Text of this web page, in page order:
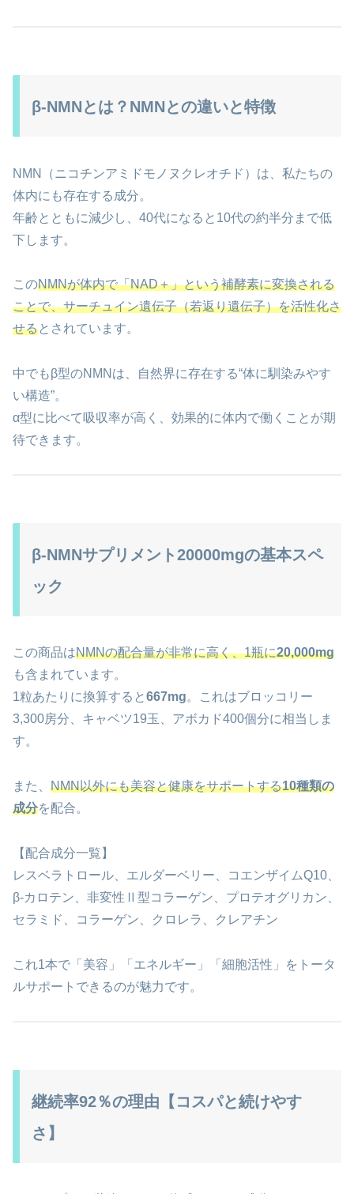
β-NMNとは？NMNとの違いと特徴
NMN（ニコチンアミドモノヌクレオチド）は、私たちの
体内にも存在する成分。
年齢とともに減少し、40代になると10代の約半分まで低
下します。
このNMNが体内で「NAD＋」という補酵素に変換される
ことで、サーチュイン遺伝子（若返り遺伝子）を活性化さ
せるとされています。
中でもβ型のNMNは、自然界に存在する“体に馴染みやす
い構造”。
α型に比べて吸収率が高く、効果的に体内で働くことが期
待できます。
β-NMNサプリメント20000mgの基本スペ
ック
この商品はNMNの配合量が非常に高く、1瓶に20,000mg
も含まれています。
1粒あたりに換算すると667mg。これはブロッコリー
3,300房分、キャベツ19玉、アボカド400個分に相当しま
す。
また、 NMN以外にも美容と健康をサポートする10種類の
成分を配合。
【配合成分一覧】
レスベラトロール、エルダーベリー、コエンザイムQ10、
β-カロテン、非変性Ⅱ型コラーゲン、プロテオグリカン、
セラミド、コラーゲン、クロレラ、クレアチン
これ1本で「美容」「エネルギー」「細胞活性」をトータ
ルサポートできるのが魅力です。
継続率92％の理由【コスパと続けやす
さ】